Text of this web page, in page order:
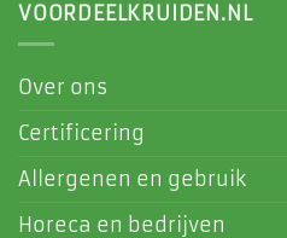
VOORDEELKRUIDEN.NL
Over ons
Certificering
Allergenen en gebruik
Horeca en bedrijven